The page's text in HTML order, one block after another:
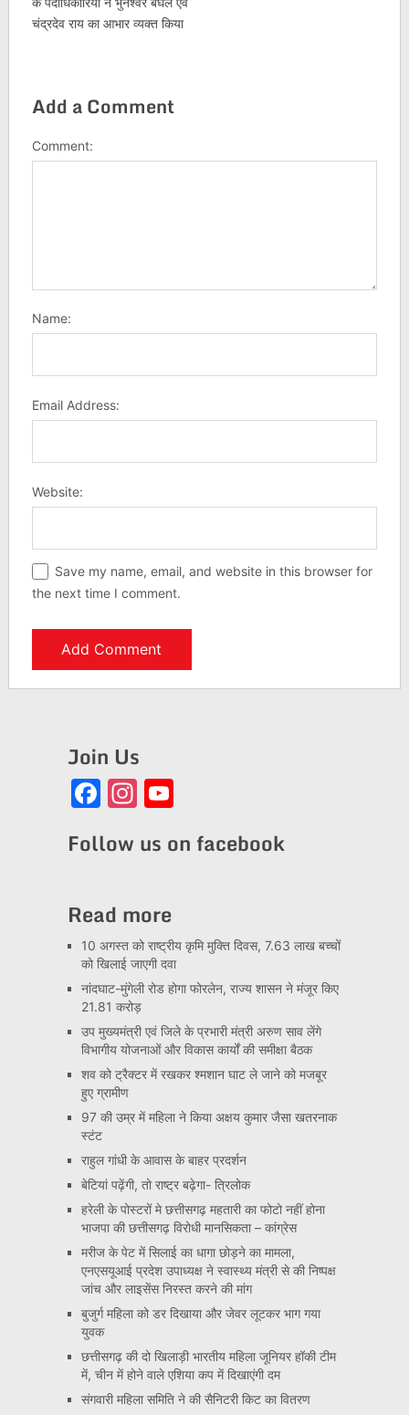
चंद्रदेव राय का आभार व्यक्त किया
Add a Comment
Comment:
Name:
Email Address:
Website:
Save my name, email, and website in this browser for
the next time I comment.
Join Us
Facebook
Instagram
YouTube
Follow us on facebook
Read more
10 अगस्त को राष्ट्रीय कृमि मुक्ति दिवस, 7.63 लाख बच्चों
को खिलाई जाएगी दवा
नांदघाट-मुंगेली रोड होगा फोरलेन, राज्य शासन ने मंजूर किए
21.81 करोड़
उप मुख्यमंत्री एवं जिले के प्रभारी मंत्री अरुण साव लेंगे
विभागीय योजनाओं और विकास कार्यों की समीक्षा बैठक
शव को ट्रैक्टर में रखकर श्मशान घाट ले जाने को मजबूर
हुए ग्रामीण
97 की उम्र में महिला ने किया अक्षय कुमार जैसा खतरनाक
स्टंट
राहुल गांधी के आवास के बाहर प्रदर्शन
बेटियां पढ़ेंगी, तो राष्ट्र बढ़ेगा- त्रिलोक
हरेली के पोस्टरों मे छत्तीसगढ़ महतारी का फोटो नहीं होना
भाजपा की छत्तीसगढ़ विरोधी मानसिकता – कांग्रेस
मरीज के पेट में सिलाई का धागा छोड़ने का मामला,
एनएसयूआई प्रदेश उपाध्यक्ष ने स्वास्थ्य मंत्री से की निष्पक्ष
जांच और लाइसेंस निरस्त करने की मांग
बुजुर्ग महिला को डर दिखाया और जेवर लूटकर भाग गया
युवक
छत्तीसगढ़ की दो खिलाड़ी भारतीय महिला जूनियर हॉकी टीम
में, चीन में होने वाले एशिया कप में दिखाएंगी दम
संगवारी महिला समिति ने की सैनिटरी किट का वितरण